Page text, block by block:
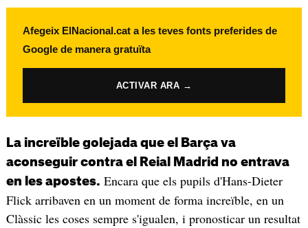
Afegeix ElNacional.cat a les teves fonts preferides de
Google de manera gratuïta
ACTIVAR ARA →
La increïble golejada que el Barça va
aconseguir contra el Reial Madrid no entrava
en les apostes. Encara que els pupils d'Hans-Dieter
Flick arribaven en un moment de forma increïble, en un
Clàssic les coses sempre s'igualen, i pronosticar un resultat